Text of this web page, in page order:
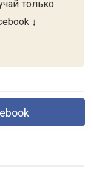
только
↓